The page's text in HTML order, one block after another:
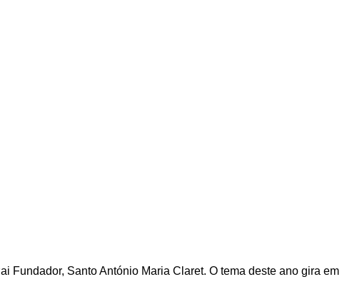
Fundador, Santo António Maria Claret. O tema deste ano gira em